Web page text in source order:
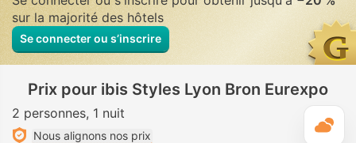
sur la majorité des hôtels
Se connecter ou s’inscrire
Prix pour ibis Styles Lyon Bron Eurexpo
2 personnes 1 nuit
Nous alignons nos prix